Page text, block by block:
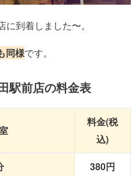
到着しました〜。
同様です。
駅前店の料金表
料金(税
込)
380円